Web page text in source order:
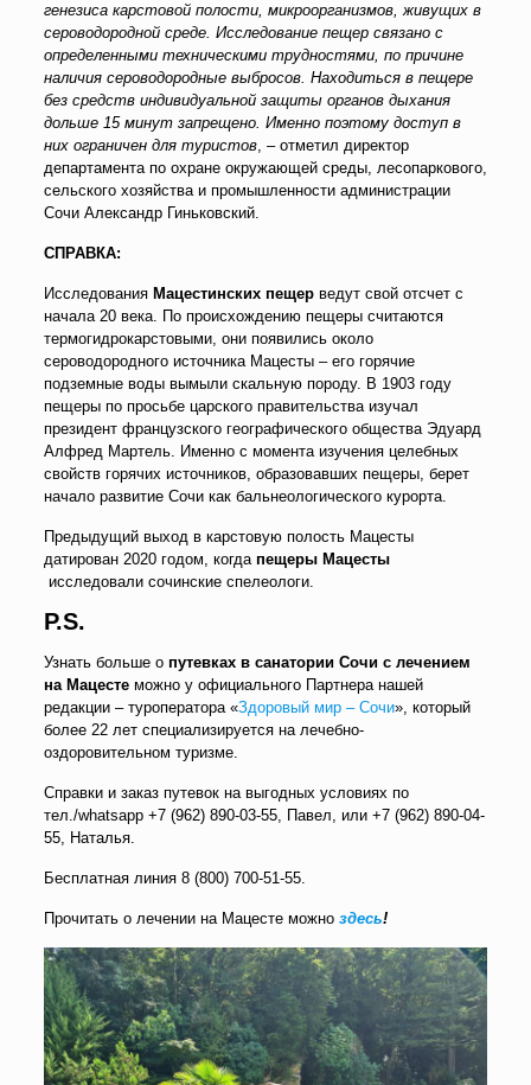
генезиса карстовой полости, микроорганизмов, живущих в
сероводородной среде. Исследование пещер связано с
определенными техническими трудностями, по причине
наличия сероводородные выбросов. Находиться в пещере
без средств индивидуальной защиты органов дыхания
дольше 15 минут запрещено. Именно поэтому доступ в
них ограничен для туристов, – отметил директор
департамента по охране окружающей среды, лесопаркового,
сельского хозяйства и промышленности администрации
Сочи Александр Гиньковский.
СПРАВКА:
Исследования Мацестинских пещерведут свой отсчет с
начала 20 века. По происхождению пещеры считаются
термогидрокарстовыми, они появились около
сероводородного источника Мацесты – его горячие
подземные воды вымыли скальную породу. В 1903 году
пещеры по просьбе царского правительства изучал
президент французского географического общества Эдуард
Алфред Мартель. Именно с момента изучения целебных
свойств горячих источников, образовавших пещеры, берет
начало развитие Сочи как бальнеологического курорта.
Предыдущий выход в карстовую полость Мацесты
датирован 2020 годом, когда пещеры Мацесты
исследовали сочинские спелеологи.
P.S.
Узнать больше о путевках в санатории Сочи с лечением
на Мацестеможно у официального Партнера нашей
редакции – туроператора «Здоровый мир – Сочи», который
более 22 лет специализируется на лечебно-
оздоровительном туризме.
Справки и заказ путевок на выгодных условиях по
тел./whatsapp +7 (962) 890-03-55, Павел, или +7 (962) 890-04-
55, Наталья.
Бесплатная линия 8 (800) 700-51-55.
Прочитать о лечении на Мацесте можно здесь!